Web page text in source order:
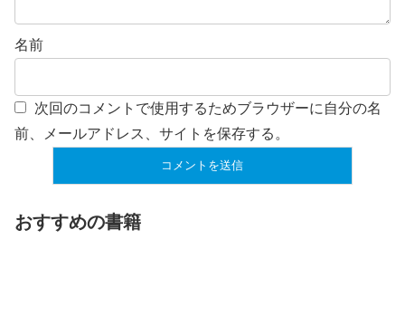
名前
次回のコメントで使用するためブラウザーに自分の名
前、メールアドレス、サイトを保存する。
おすすめの書籍